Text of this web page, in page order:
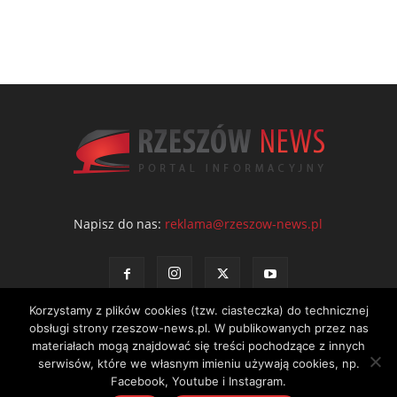
Napisz do nas: reklama@rzeszow-news.pl
Kontakt Polityka prywatności Regulamin portalu
Korzystamy z plików cookies (tzw. ciasteczka) do technicznej
obsługi strony rzeszow-news.pl. W publikowanych przez nas
materiałach mogą znajdować się treści pochodzące z innych
serwisów, które we własnym imieniu używają cookies, np.
Facebook, Youtube i Instagram.